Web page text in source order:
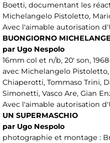
Boetti, documentant les
Michelangelo Pistoletto,
Avec l'aimable autorisation
BUONGIORNO
par Ugo Nespolo
16mm col et n/b, 20' son,
avec Michelangelo
Chiaperotti, Tommaso Trini,
Simonetti, Vasco Are, Gian
Avec l'aimable autorisation
UN SUPERMASCHIO
par Ugo Nespolo
photographie et montage :